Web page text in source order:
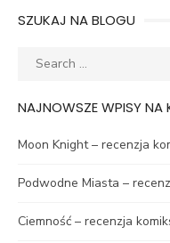
SZUKAJ NA BLOGU
Search
NAJNOWSZE WPISY NA
Moon Knight – recenzja
Podwodne Miasta –
Ciemność – recenzja